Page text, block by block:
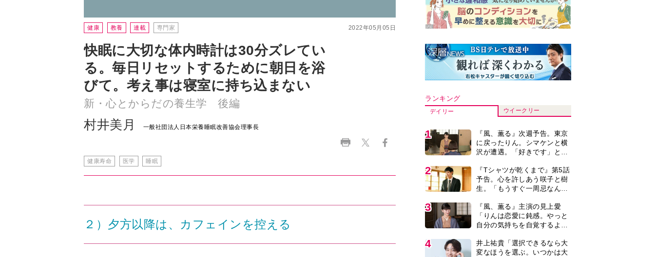
2022年05月05日
健康 教養 連載 専門家
快眠に大切な体内時計は30分ズレてい
る。毎日リセットするために朝日を浴
びて。考え事は寝室に持ち込まない
新・心とからだの養生学 後編
村井美月 一般社団法人日本栄養睡眠改善協会理事長
健康寿命 医学 睡眠
２）夕方以降は、カフェインを控える
ランキング
デイリー ウイークリー
1
『風、薫る』次週予告。東京
に戻ったりん。シマケンと横
沢が遭遇。「好きです」と告
2
『Tシャツが乾くまで』第5話
予告。心を許しあう咲子と樹
生。「もうすぐ一周忌なんで
レあり＞
3
『風、薫る』主演の見上愛
「りんは恋愛に鈍感。やっと
自分の気持ちを自覚するよう
4
井上祐貴「選択できるなら大
変なほうを選ぶ。いつかは大